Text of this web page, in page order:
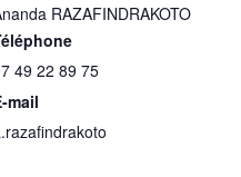
RAZAFINDRAKOTO
49 22 89 75
mail